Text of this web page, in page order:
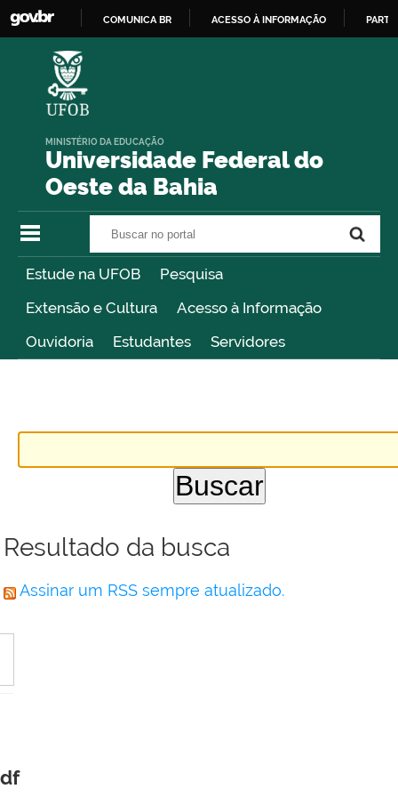
COMUNICA BR ACESSO À INFORMAÇÃO
Universidade Federal do
Oeste da Bahia
MINISTÉRIO DA EDUCAÇÃO
Estude na UFOB
Pesquisa
Extensão e Cultura
Acesso à Informação
Ouvidoria
Estudantes Servidores
Resultado da busca
Assinar um RSS sempre atualizado.